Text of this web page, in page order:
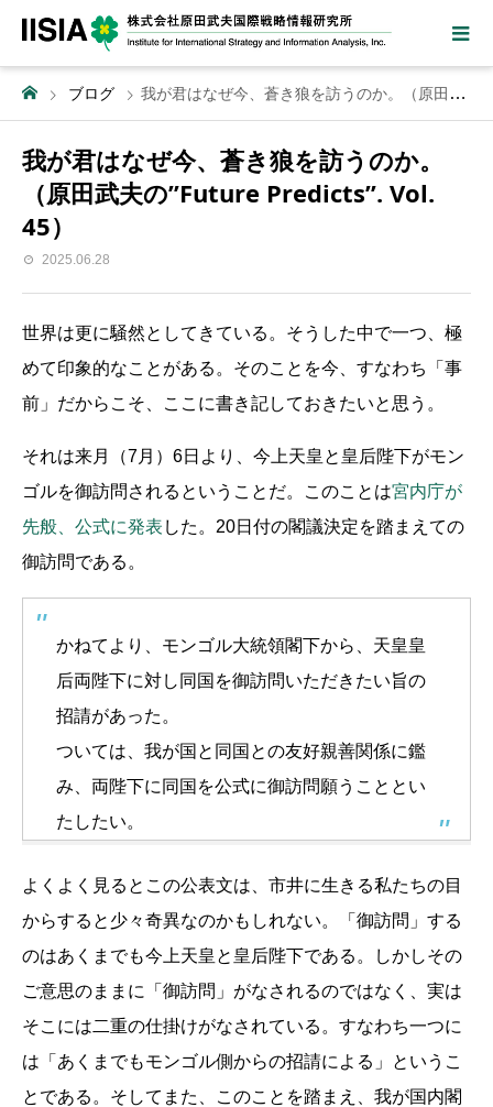
ブログ 我が君はなぜ今、蒼き狼を訪うのか。（原田武夫の”Future Predicts”. Vol. 45）
我が君はなぜ今、蒼き狼を訪うのか。
（原田武夫の”Future Predicts”. Vol.
45）
2025.06.28
世界は更に騒然としてきている。そうした中で一つ、極
めて印象的なことがある。そのことを今、すなわち「事
前」だからこそ、ここに書き記しておきたいと思う。
それは来月（7月）6日より、今上天皇と皇后陛下がモン
ゴルを御訪問されるということだ。このことは宮内庁が
先般、公式に発表 した。20日付の閣議決定を踏まえての
御訪問である。
かねてより、モンゴル大統領閣下から、天皇皇
后両陛下に対し同国を御訪問いただきたい旨の
招請があった。
ついては、我が国と同国との友好親善関係に鑑
み、両陛下に同国を公式に御訪問願うこととい
たしたい。
よくよく見るとこの公表文は、市井に生きる私たちの目
からすると少々奇異なのかもしれない。「御訪問」する
のはあくまでも今上天皇と皇后陛下である。しかしその
ご意思のままに「御訪問」がなされるのではなく、実は
そこには二重の仕掛けがなされている。すなわち一つに
は「あくまでもモンゴル側からの招請による」というこ
とである。そしてまた、このことを踏まえ、我が国内閣